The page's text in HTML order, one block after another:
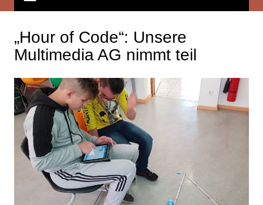
„Hour of Code“: Unsere
Multimedia AG nimmt teil